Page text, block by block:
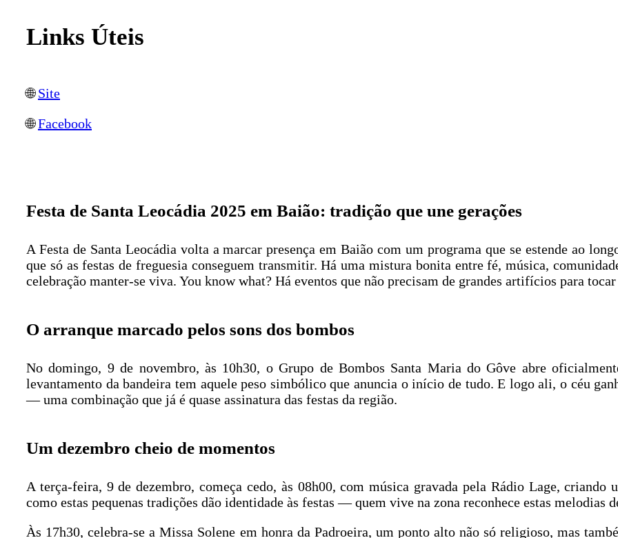
Links Úteis
🌐Site
🌐Facebook
Festa de Santa Leocádia 2025 em Baião: tradição que une gerações
A Festa de Santa Leocádia volta a marcar presença em Baião com um programa que se estende ao
que só as festas de freguesia conseguem transmitir. Há uma mistura bonita entre fé, música,
celebração manter-se viva. You know what? Há eventos que não precisam de grandes artifícios para
O arranque marcado pelos sons dos bombos
No domingo, 9 de novembro, às 10h30, o Grupo de Bombos Santa Maria do Gôve abre
levantamento da bandeira tem aquele peso simbólico que anuncia o início de tudo. E logo ali, o céu
— uma combinação que já é quase assinatura das festas da região.
Um dezembro cheio de momentos
A terça-feira, 9 de dezembro, começa cedo, às 08h00, com música gravada pela Rádio Lage,
como estas pequenas tradições dão identidade às festas — quem vive na zona reconhece estas melodias
Às 17h30, celebra-se a Missa Solene em honra da Padroeira, um ponto alto não só religioso, mas